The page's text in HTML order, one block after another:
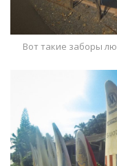
Вот такие заборы